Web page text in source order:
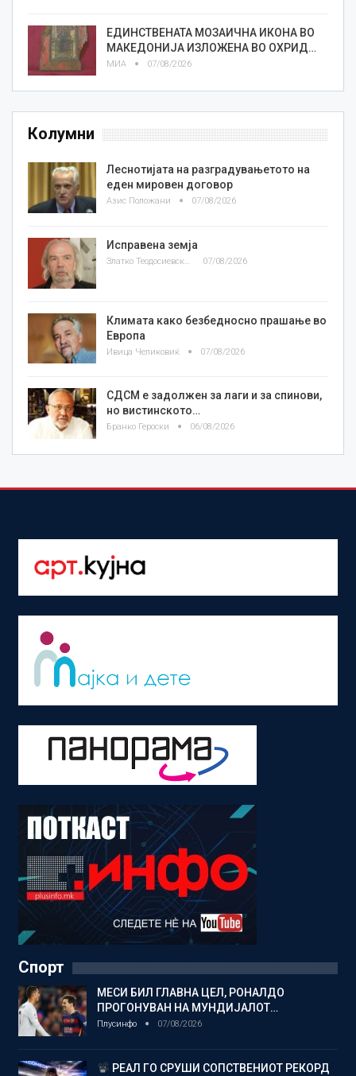
ЕДИНСТВЕНАТА МОЗАИЧНА ИКОНА ВО
МАКЕДОНИЈА ИЗЛОЖЕНА ВО ОХРИД…
МИА 07/08/2026
Колумни
Леснотијата на разградувањетото на
еден мировен договор
Азис Положани 07/08/2026
Исправена земја
Златко Теодосиевски 07/08/2026
Климата како безбедносно прашање во
Европа
Ивица Челиковиќ 07/08/2026
СДСМ е задолжен за лаги и за спинови,
но вистинското…
Бранко Героски 06/08/2026
Спорт
МЕСИ БИЛ ГЛАВНА ЦЕЛ, РОНАЛДО
ПРОГОНУВАН НА МУНДИЈАЛОТ…
Плусинфо 07/08/2026
РЕАЛ ГО СРУШИ СОПСТВЕНИОТ РЕКОРД